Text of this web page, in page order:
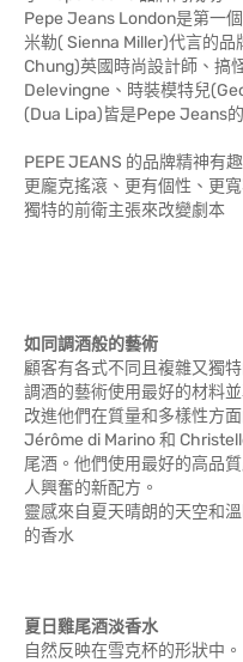
Pepe Jeans London是第一
米勒( Sienna Miller)代言的
Chung)英國時尚設計師、搞
Delevingne、時裝模特兒
(Dua Lipa)皆是Pepe Jeans
PEPE JEANS 的品牌精神有
更龐克搖滾、更有個性、更
獨特的前衛主張來改變劇本
如同調酒般的藝術
顧客有各式不同且複雜又獨
調酒的藝術使用最好的材料
改進他們在質量和多樣性方
Jérôme di Marino 和
尾酒。他們使用最好的高品
人興奮的新配方。
靈感來自夏天晴朗的天空和
的香水
夏日雞尾酒淡香水
自然反映在雪克杯的形狀中